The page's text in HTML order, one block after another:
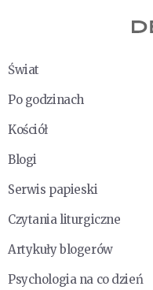
Świat
Po godzinach
Kościół
Blogi
Serwis papieski
Czytania liturgiczne
Artykuły blogerów
Psychologia na co dzień